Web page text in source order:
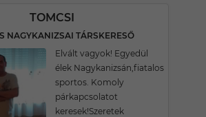
TOMCSI
NAGYKANIZSAI TÁRSKERESŐ
Elvált vagyok! Egyedül
élek Nagykanizsán,fiatalos
sportos. Komoly
párkapcsolatot
keresek!Szeretek